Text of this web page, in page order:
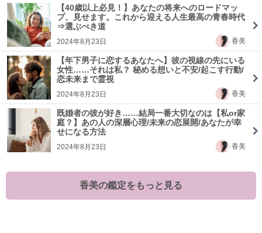
【40歳以上必見！】あなたの将来へのロードマッ
プ、見せます。これから迎える人生最高の青春時代
⇒選ぶべき道
香美
2024年8月23日
【年下男子に恋するあなたへ】彼の視線の先にいる
女性……それは私？ 秘める想いと不安/起こす行動/
恋未来まで霊視
香美
2024年8月23日
既婚者の彼が好き……結局一番大切なのは【私or家
庭？】あの人の深層心理/未来の恋展開/あなたが幸
せになる方法
香美
2024年8月23日
香美の鑑定をもっと見る